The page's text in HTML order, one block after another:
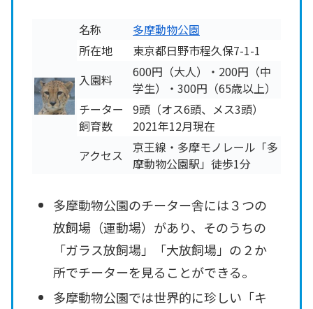
名称
多摩動物公園
所在地
東京都日野市程久保7-1-1
入園料
600円（大人）・200円（中
学生）・300円（65歳以上）
チーター
飼育数
9頭（オス6頭、メス3頭）
2021年12月現在
アクセス
京王線・多摩モノレール「多
摩動物公園駅」徒歩1分
多摩動物公園のチーター舎には３つの
放飼場（運動場）があり、そのうちの
「ガラス放飼場」「大放飼場」の２か
所でチーターを見ることができる。
多摩動物公園では世界的に珍しい「キ